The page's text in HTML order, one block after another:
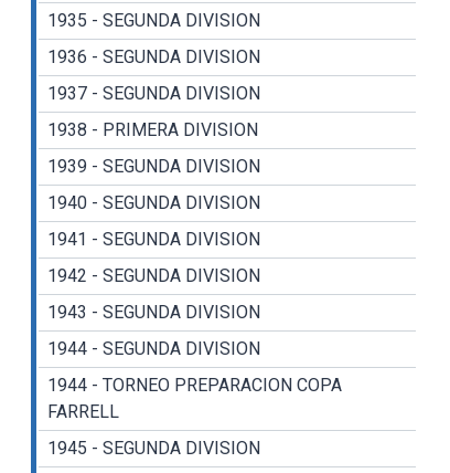
1935 - SEGUNDA DIVISION
1936 - SEGUNDA DIVISION
1937 - SEGUNDA DIVISION
1938 - PRIMERA DIVISION
1939 - SEGUNDA DIVISION
1940 - SEGUNDA DIVISION
1941 - SEGUNDA DIVISION
1942 - SEGUNDA DIVISION
1943 - SEGUNDA DIVISION
1944 - SEGUNDA DIVISION
1944 - TORNEO PREPARACION COPA
FARRELL
1945 - SEGUNDA DIVISION